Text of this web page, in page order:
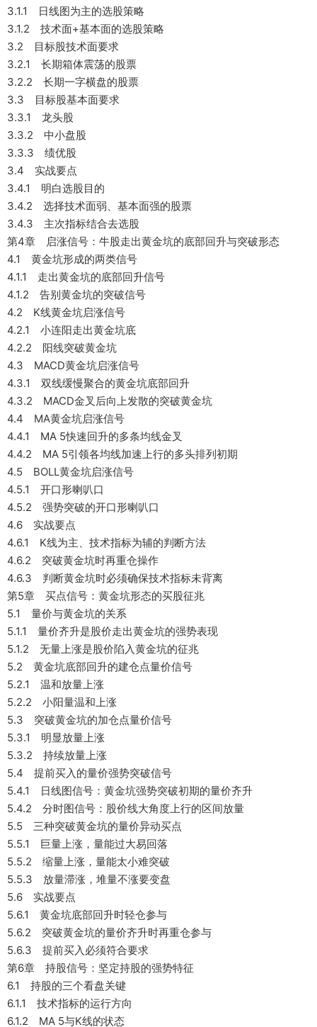
3.1.1 日线图为主的选股策略
3.1.2 技术面+基本面的选股策略
3.2 目标股技术面要求
3.2.1 长期箱体震荡的股票
3.2.2 长期一字横盘的股票
3.3 目标股基本面要求
3.3.1 龙头股
3.3.2 中小盘股
3.3.3 绩优股
3.4 实战要点
3.4.1 明白选股目的
3.4.2 选择技术面弱、基本面强的股票
3.4.3 主次指标结合去选股
第4章 启涨信号：牛股走出黄金坑的底部回升与突破形态
4.1 黄金坑形成的两类信号
4.1.1 走出黄金坑的底部回升信号
4.1.2 告别黄金坑的突破信号
4.2 K线黄金坑启涨信号
4.2.1 小连阳走出黄金坑底
4.2.2 阳线突破黄金坑
4.3 MACD黄金坑启涨信号
4.3.1 双线缓慢聚合的黄金坑底部回升
4.3.2 MACD金叉后向上发散的突破黄金坑
4.4 MA黄金坑启涨信号
4.4.1 MA 5快速回升的多条均线金叉
4.4.2 MA 5引领各均线加速上行的多头排列初期
4.5 BOLL黄金坑启涨信号
4.5.1 开口形喇叭口
4.5.2 强势突破的开口形喇叭口
4.6 实战要点
4.6.1 K线为主、技术指标为辅的判断方法
4.6.2 突破黄金坑时再重仓操作
4.6.3 判断黄金坑时必须确保技术指标未背离
第5章 买点信号：黄金坑形态的买股征兆
5.1 量价与黄金坑的关系
5.1.1 量价齐升是股价走出黄金坑的强势表现
5.1.2 无量上涨是股价陷入黄金坑的征兆
5.2 黄金坑底部回升的建仓点量价信号
5.2.1 温和放量上涨
5.2.2 小阳量温和上涨
5.3 突破黄金坑的加仓点量价信号
5.3.1 明显放量上涨
5.3.2 持续放量上涨
5.4 提前买入的量价强势突破信号
5.4.1 日线图信号：黄金坑强势突破初期的量价齐升
5.4.2 分时图信号：股价线大角度上行的区间放量
5.5 三种突破黄金坑的量价异动买点
5.5.1 巨量上涨，量能过大易回落
5.5.2 缩量上涨，量能太小难突破
5.5.3 放量滞涨，堆量不涨要变盘
5.6 实战要点
5.6.1 黄金坑底部回升时轻仓参与
5.6.2 突破黄金坑的量价齐升时再重仓参与
5.6.3 提前买入必须符合要求
第6章 持股信号：坚定持股的强势特征
6.1 持股的三个看盘关键
6.1.1 技术指标的运行方向
6.1.2 MA 5与K线的状态